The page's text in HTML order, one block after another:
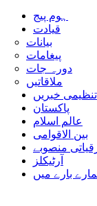
ہوم پیج
قیادت
بیانات
پیغامات
دورہ جات
ملاقاتیں
تنظیمی خبریں
پاکستان
عالم اسلام
بین الاقوامی
منصوبے
آرٹیکلز
بارے میں